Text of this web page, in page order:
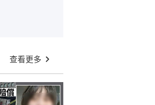
查看更多